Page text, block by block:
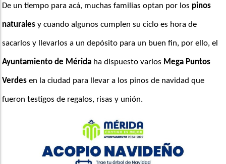
De un tiempo para acá, muchas familias optan por los pinos
naturales y cuando algunos cumplen su ciclo es hora de
Ayuntamiento de Mérida ha dispuesto varios Mega Puntos
Verdes en la ciudad para llevar a los pinos de navidad que
fueron testigos de regalos, risas y unión.